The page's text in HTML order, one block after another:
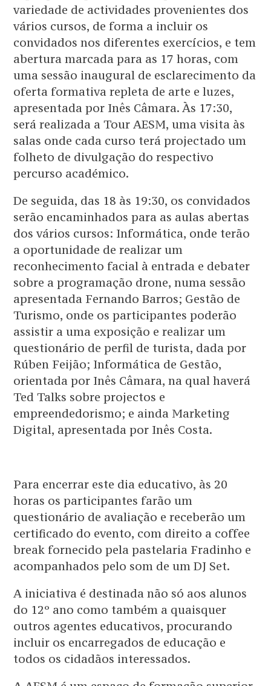
variedade de actividades provenientes dos
vários cursos, de forma a incluir os
convidados nos diferentes exercícios, e tem
abertura marcada para as 17 horas, com
uma sessão inaugural de esclarecimento da
oferta formativa repleta de arte e luzes,
apresentada por Inês Câmara. Às 17:30,
será realizada a Tour AESM, uma visita às
salas onde cada curso terá projectado um
folheto de divulgação do respectivo
percurso académico.
De seguida, das 18 às 19:30, os convidados
serão encaminhados para as aulas abertas
dos vários cursos: Informática, onde terão
a oportunidade de realizar um
reconhecimento facial à entrada e debater
sobre a programação drone, numa sessão
apresentada Fernando Barros; Gestão de
Turismo, onde os participantes poderão
assistir a uma exposição e realizar um
questionário de perfil de turista, dada por
Rúben Feijão; Informática de Gestão,
orientada por Inês Câmara, na qual haverá
Ted Talks sobre projectos e
empreendedorismo; e ainda Marketing
Digital, apresentada por Inês Costa.
Para encerrar este dia educativo, às 20
horas os participantes farão um
questionário de avaliação e receberão um
certificado do evento, com direito a coffee
break fornecido pela pastelaria Fradinho e
acompanhados pelo som de um DJ Set.
A iniciativa é destinada não só aos alunos
do 12º ano como também a quaisquer
outros agentes educativos, procurando
incluir os encarregados de educação e
todos os cidadãos interessados.